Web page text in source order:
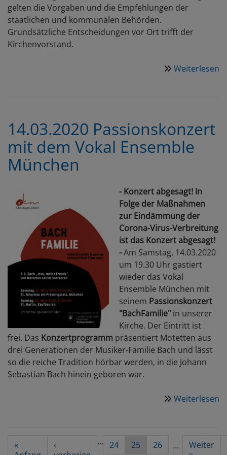
gelten die Vorgaben und die Empfehlungen der
staatlichen und kommunalen Behörden.
Grundsätzliche Entscheidungen vor Ort trifft der
Kirchenvorstand.
Weiterlesen
14.03.2020 Passionskonzert
mit dem Vokal Ensemble
München
- Konzert abgesagt! In
Folge der Maßnahmen
zur Eindämmung der
Corona-Virus-Verbreitung
ist das Konzert abgesagt!
-Am Samstag, 14.03.2020
um 19.30 Uhr gastiert
wieder das Vokal
Ensemble München mit
seinem Passionskonzert
"BachFamilie" in unserer
Kirche. Der Eintritt ist
frei. Das Konzertprogramm präsentiert Motetten aus
drei Generationen der Musiker-Familie Bach und lässt
so die reiche Tradition hörbar werden, in die Johann
Sebastian Bach hinein geboren war.
Weiterlesen
Seitennummerierung
First
«
Vorherige
‹
… Seite
24
Aktuelle
25 Seite
26 …
Nächste
Weiter